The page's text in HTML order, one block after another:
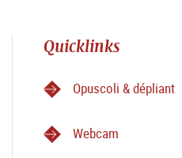
Quicklinks
Opuscoli & dépliant
Webcam